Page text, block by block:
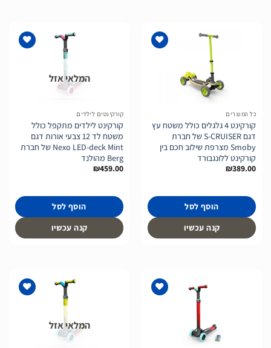
כל המוצרים
קורקינט 4 גלגלים כולל משטח עץ
דגם S-CRUISER של חברת
Smoby מצרפת שילוב חכם בין
קורקינט ללונגבורד
₪389.00
הוסף לסל
קנה עכשיו
המלאי אזל
קורקינטים לילדים
קורקינט לילדים מתקפל כולל
משטח לד 12 צבעי אורות דגם
Nexo LED-deck Mint של חברת
Berg מהולנד
₪459.00
הוסף לסל
קנה עכשיו
המלאי אזל